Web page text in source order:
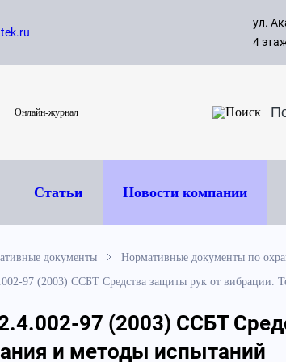
ул.
4
Онлайн-журнал
Статьи Новости компании
документы
Нормативные документы по
97 (2003) ССБТ Средства защиты рук от вибрации.
97 (2003) ССБТ
и методы испытаний